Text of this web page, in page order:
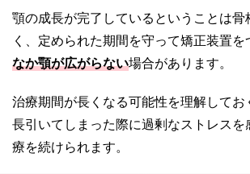
顎の成長が完了しているということは骨
く、定められた期間を守って矯正装置を
なか顎が広がらない場合があります。
治療期間が長くなる可能性を理解してお
長引いてしまった際に過剰なストレス
療を続けられます。